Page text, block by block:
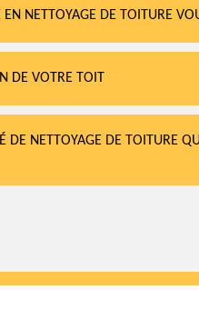
NETTOYAGE DE TOITURE
DE VOTRE TOIT
DE NETTOYAGE DE TOITURE